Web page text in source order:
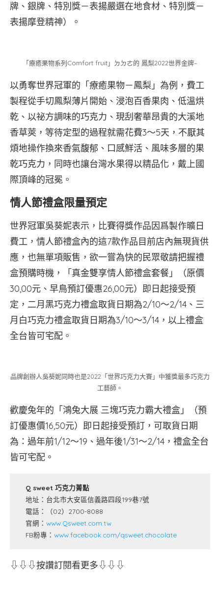
牌、銀牌、特別獎－表揚嚴選在地食材、特別獎－
表揚摩登精神）。
「療癒果物系列Comfort fruit」ㄉㄉㄜ的 鳳梨2022世界金牌–
以勇奪世界冠軍的「療癒果物－鳳梨」為例，費工
製程從手切鳳梨薄片開始、浸泡百香果肉、低溫烘
乾、以祕方調味的巧克力、現刮奢華昂貴的大溪地
香草莢，等待定型的過程就需花費3～5天，不厭其
煩地操作換來香氣馥郁、口感鮮活、風味多層的果
乾巧克力，同時也讓台灣水果得以精品化，戴上國
際頂峰的冠冕。
情人節禮盒限量預定
世界冠軍吳葵妮表示，比賽得獎作品因爲製作曠日
費工，情人節禮盒內的這7款作品目前店內無現貨供
應，也無單項販售，欲一嘗為快的民眾敬請把握禮
盒預購時機，「真金雙享情人節禮盒套餐」（原價
30,00元、早鳥預訂優惠26,00元）即日起接受預
定，二月黑巧克力禮盒取貨日期為2/10～2/14、三
月白巧克力禮盒取貨日期為3/10～3/14，以上禮盒
全台皆可宅配。
品牌創辦人吳葵妮同時也是2022「世界巧克力大賽」中獲獎最多巧克力
工藝師。
歡慶兔年的「鴻兔大展 三塊巧克力霸大禮盒」（預
訂優惠價16,50元）即日起接受預訂，可取貨日期
為：過年前1/12～19、過年後1/31～2/14，禮盒全台
皆可宅配。
Q sweet 巧克力菁點
地址：台北市大安區信義路四段199巷7號
電話：（02）2700-8088
官網：www.Qsweet.com.tw
FB粉專：www.facebook.com/qsweet.chocolate
⇩⇩⇩按讚訂閱看更多⇩⇩⇩